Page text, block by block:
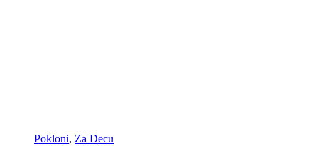
Pokloni, Za Decu